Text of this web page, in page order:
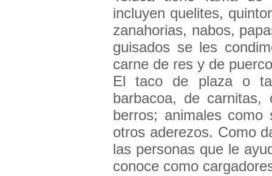
incluyen quelites,
zanahorias, nabos,
guisados se les
carne de res y de
El taco de plaza o
barbacoa, de carnitas,
berros; animales
otros aderezos. Como
las personas que le
conoce como